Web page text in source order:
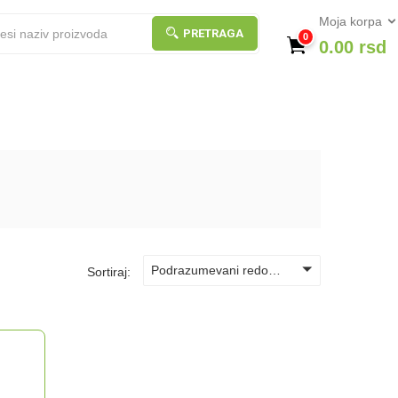
PRETRAGA 0
Moja korpa
0.00 rsd
Sortiraj: